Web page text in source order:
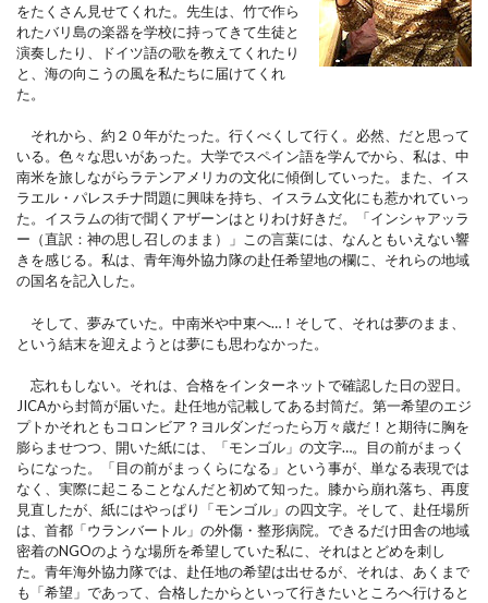
をたくさん見せてくれた。先生は、竹で作ら
れたバリ島の楽器を学校に持ってきて生徒と
演奏したり、ドイツ語の歌を教えてくれたり
と、海の向こうの風を私たちに届けてくれ
た。
それから、約２０年がたった。行くべくして行く。必然、だと思って
いる。色々な思いがあった。大学でスペイン語を学んでから、私は、中
南米を旅しながらラテンアメリカの文化に傾倒していった。また、イス
ラエル・パレスチナ問題に興味を持ち、イスラム文化にも惹かれていっ
た。イスラムの街で聞くアザーンはとりわけ好きだ。「インシャアッラ
ー（直訳：神の思し召しのまま）」この言葉には、なんともいえない響
きを感じる。私は、青年海外協力隊の赴任希望地の欄に、それらの地域
の国名を記入した。
そして、夢みていた。中南米や中東へ…！そして、それは夢のまま、
という結末を迎えようとは夢にも思わなかった。
忘れもしない。それは、合格をインターネットで確認した日の翌日。
JICAから封筒が届いた。赴任地が記載してある封筒だ。第一希望のエジ
プトかそれともコロンビア？ヨルダンだったら万々歳だ！と期待に胸を
膨らませつつ、開いた紙には、「モンゴル」の文字…。目の前がまっく
らになった。「目の前がまっくらになる」という事が、単なる表現では
なく、実際に起こることなんだと初めて知った。膝から崩れ落ち、再度
見直したが、紙にはやっぱり「モンゴル」の四文字。そして、赴任場所
は、首都「ウランバートル」の外傷・整形病院。できるだけ田舎の地域
密着のNGOのような場所を希望していた私に、それはとどめを刺し
た。青年海外協力隊では、赴任地の希望は出せるが、それは、あくまで
も「希望」であって、合格したからといって行きたいところへ行けると